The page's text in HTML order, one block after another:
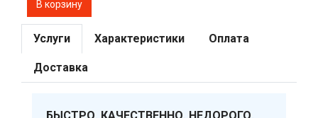
Услуги Характеристики Оплата
Доставка